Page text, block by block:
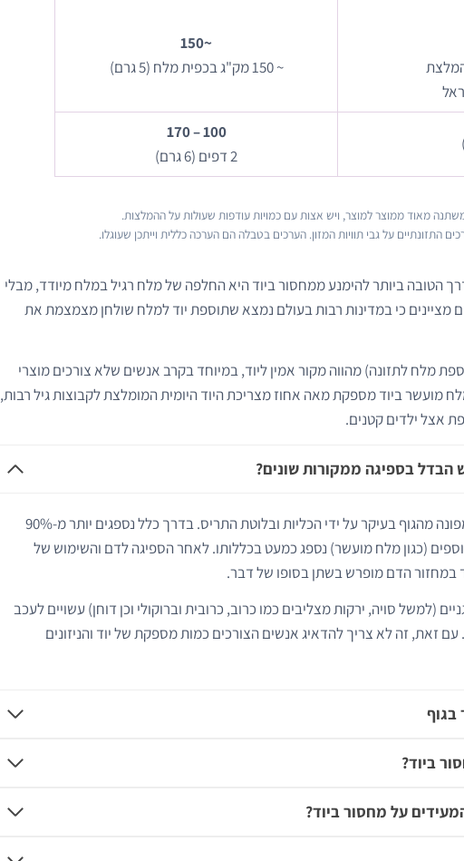
~150
~ 150 מק"ג בכפית מלח (5 גרם)
100 – 170
2 דפים (6 גרם)
מאוד ממוצר למוצר, ויש אצות עם כמויות עודפות שעולות על ההמלצות.
התזונתיים על גבי תוויות המזון. הערכים בטבלה הם הערכה כללית וייתכן שעוגלו.
הטובה ביותר להימנע ממחסור ביוד היא החלפה של מלח רגיל במלח מיודד, מבלי
כי במדינות רבות בעולם נמצא שתוספת יוד למלח שולחן מצמצמת את
מלח לתזונה) מהווה מקור אמין ליוד, במיוחד בקרב אנשים שלא צורכים מוצרי
מועשר ביוד מספקת מאה אחוז מצריכת היוד היומית המומלצת לקבוצות גיל רבות,
אצל ילדים קטנים.
הבדל בספיגה ממקורות שונים?
היוד נספג בקיבה ובתריסריון ומפונה מהגוף בעיקר על ידי הכליות ובלוטת התריס. בדרך כלל נספגים יותר מ-90%
(כגון מלח מועשר) נספג כמעט בכללותו. לאחר הספיגה לדם והשימוש של
(למשל סויה, ירקות מצליבים כמו כרוב, כרובית וברוקולי וכן דוחן) עשויים לעכב
זאת, זה לא צריך להדאיג אנשים הצורכים כמות מספקת של יוד והניזונים
בגוף
ביוד?
על מחסור ביוד?